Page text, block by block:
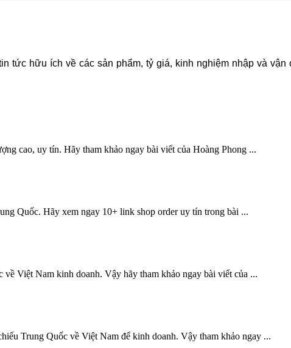
tức hữu ích về các sản phẩm, tỷ giá, kinh nghiệm nhập và vận
cao, uy tín. Hãy tham khảo ngay bài viết của Hoàng Phong ...
Quốc. Hãy xem ngay 10+ link shop order uy tín trong bài ...
Việt Nam kinh doanh. Vậy hãy tham khảo ngay bài viết của ...
Trung Quốc về Việt Nam để kinh doanh. Vậy tham khảo ngay ...